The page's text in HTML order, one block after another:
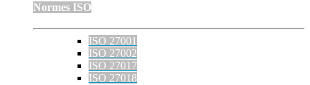
Normes ISO
ISO 27001
ISO 27002
ISO 27017
ISO 27018